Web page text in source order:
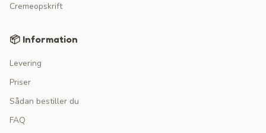
Cremeopskrift
📦 Information
Levering
Priser
Sådan bestiller du
FAQ